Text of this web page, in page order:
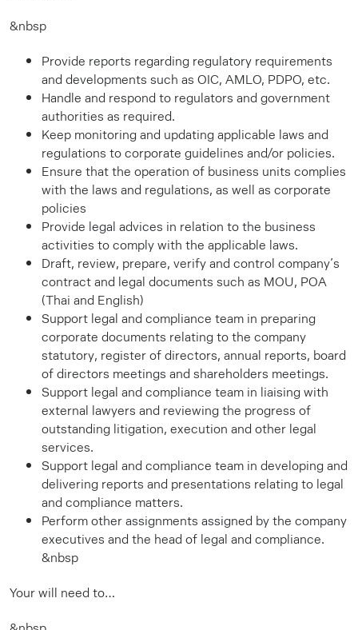
&nbsp
Provide reports regarding regulatory requirements
and developments such as OIC, AMLO, PDPO, etc.
Handle and respond to regulators and government
authorities as required.
Keep monitoring and updating applicable laws and
regulations to corporate guidelines and/or policies.
Ensure that the operation of business units complies
with the laws and regulations, as well as corporate
policies
Provide legal advices in relation to the business
activities to comply with the applicable laws.
Draft, review, prepare, verify and control company’s
contract and legal documents such as MOU, POA
(Thai and English)
Support legal and compliance team in preparing
corporate documents relating to the company
statutory, register of directors, annual reports, board
of directors meetings and shareholders meetings.
Support legal and compliance team in liaising with
external lawyers and reviewing the progress of
outstanding litigation, execution and other legal
services.
Support legal and compliance team in developing and
delivering reports and presentations relating to legal
and compliance matters.
Perform other assignments assigned by the company
executives and the head of legal and compliance.
&nbsp
Your will need to…